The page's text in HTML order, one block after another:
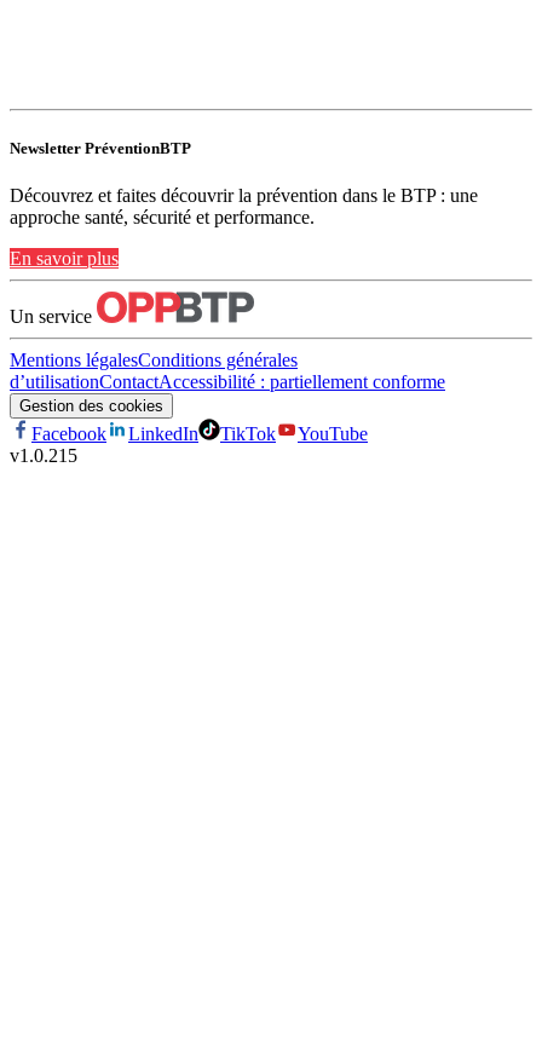
Newsletter PréventionBTP
Découvrez et faites découvrir la prévention dans le BTP : une
approche santé, sécurité et performance.
En savoir plus
Un service
Mentions légalesConditions générales
d’utilisationContactAccessibilité : partiellement conforme
Gestion des cookies
Facebook LinkedIn TikTok
YouTube
v1.0.215